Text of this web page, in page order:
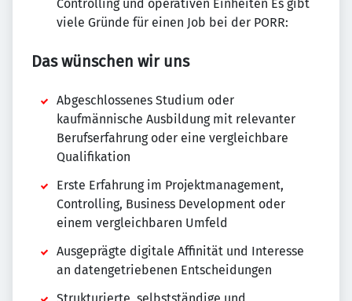
Controlling und operativen Einheiten Es gibt
viele Gründe für einen Job bei der PORR:
Das wünschen wir uns
Abgeschlossenes Studium oder
kaufmännische Ausbildung mit relevanter
Berufserfahrung oder eine vergleichbare
Qualifikation
Erste Erfahrung im Projektmanagement,
Controlling, Business Development oder
einem vergleichbaren Umfeld
Ausgeprägte digitale Affinität und Interesse
an datengetriebenen Entscheidungen